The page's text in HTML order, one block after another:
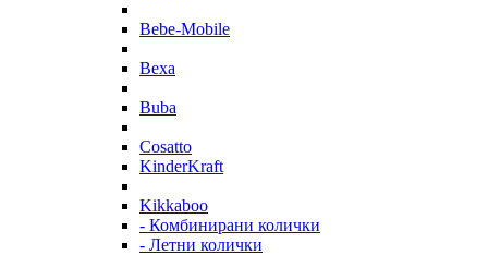
Bebe-Mobile
Bexa
Buba
Cosatto
KinderKraft
Kikkaboo
- Комбинирани колички
- Летни колички